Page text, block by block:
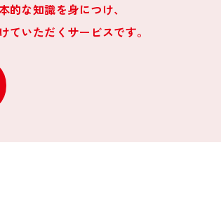
な知識を身につけ、
いただくサービスです。